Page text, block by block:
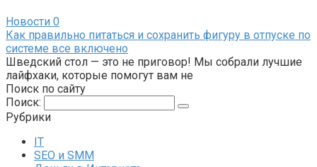
Новости 0
Как правильно питаться и сохранить фигуру в отпуске по
системе все включено
Шведский стол — это не приговор! Мы собрали лучшие
лайфхаки, которые помогут вам не
Поиск по сайту
Поиск:
Рубрики
IT
SEO и SMM